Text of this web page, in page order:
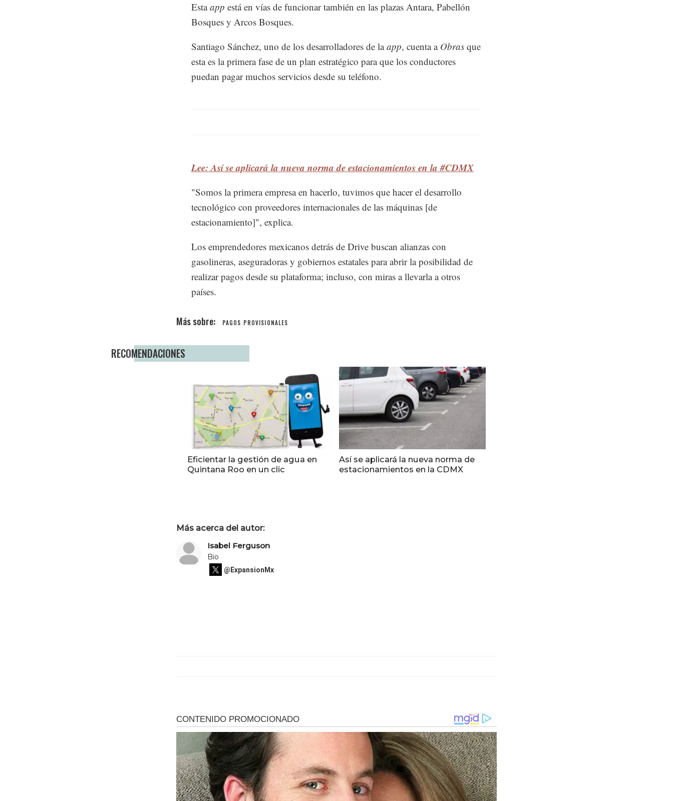
Estaapp está en vías de funcionar también en las plazas Antara, Pabellón
Bosques y Arcos Bosques.
Santiago Sánchez, uno de los desarrolladores de laapp, cuenta a Obras que
esta es la primera fase de un plan estratégico para que los conductores
puedan pagar muchos servicios desde su teléfono.
Lee: Así se aplicará la nueva norma de estacionamientos en la #CDMX
"Somos la primera empresa en hacerlo, tuvimos que hacer el desarrollo
tecnológico con proveedores internacionales de las máquinas [de
estacionamiento]", explica.
Los emprendedores mexicanos detrás de Drive buscan alianzas con
gasolineras, aseguradoras y gobiernos estatales para abrir la posibilidad de
realizar pagos desde su plataforma; incluso, con miras a llevarla a otros
países.
PAGOS PROVISIONALES
RECOMENDACIONES
Eficientar la gestión de agua en
Quintana Roo en un clic
Así se aplicará la nueva norma de
estacionamientos en la CDMX
Más acerca del autor:
Isabel Ferguson
Bio
@ExpansionMx